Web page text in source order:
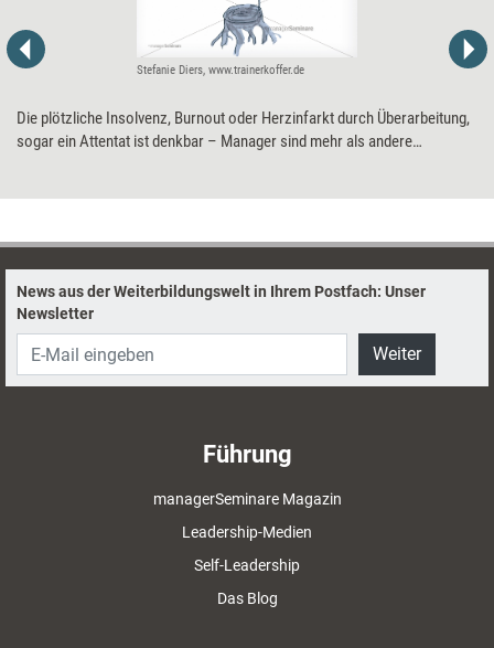
Stefanie Diers, www.trainerkoffer.de
Die plötzliche Insolvenz, Burnout oder Herzinfarkt durch Überarbeitung,
sogar ein Attentat ist denkbar – Manager sind mehr als andere
News aus der Weiterbildungswelt in Ihrem Postfach: Unser
Newsletter
Weiter
Führung
managerSeminare Magazin
Leadership-Medien
Self-Leadership
Das Blog